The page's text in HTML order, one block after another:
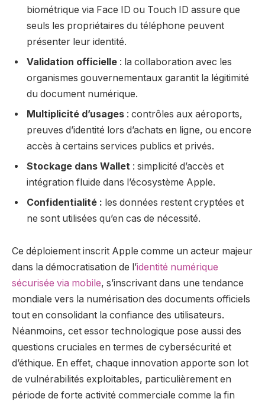
biométrique via Face ID ou Touch ID assure que
seuls les propriétaires du téléphone peuvent
présenter leur identité.
Validation officielle : la collaboration avec les
organismes gouvernementaux garantit la légitimité
du document numérique.
Multiplicité d’usages : contrôles aux aéroports,
preuves d’identité lors d’achats en ligne, ou encore
accès à certains services publics et privés.
Stockage dans Wallet : simplicité d’accès et
intégration fluide dans l’écosystème Apple.
Confidentialité : les données restent cryptées et
ne sont utilisées qu’en cas de nécessité.
Ce déploiement inscrit Apple comme un acteur majeur
dans la démocratisation de l’identité numérique
sécurisée via mobile, s’inscrivant dans une tendance
mondiale vers la numérisation des documents officiels
tout en consolidant la confiance des utilisateurs.
Néanmoins, cet essor technologique pose aussi des
questions cruciales en termes de cybersécurité et
d’éthique. En effet, chaque innovation apporte son lot
de vulnérabilités exploitables, particulièrement en
période de forte activité commerciale comme la fin